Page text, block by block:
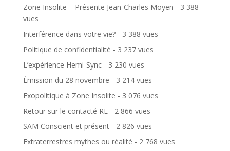
Zone Insolite – Présente Jean-Charles Moyen - 3 388
vues
Interférence dans votre vie?- 3 388 vues
Politique de confidentialité - 3 237 vues
L’expérience Hemi-Sync- 3 230 vues
Émission du 28 novembre - 3 214 vues
Exopolitique à Zone Insolite - 3 076 vues
Retour sur le contacté RL - 2 866 vues
SAM Conscient et présent- 2 826 vues
Extraterrestres mythes ou réalité - 2 768 vues